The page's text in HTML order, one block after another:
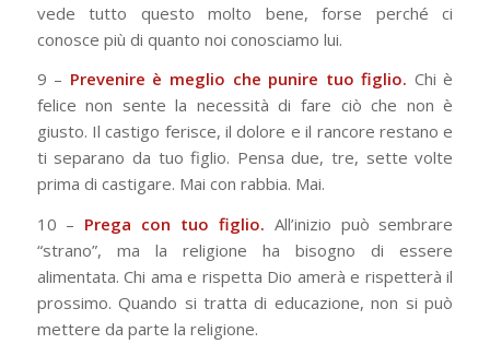
vede tutto questo molto bene, forse perché ci
conosce più di quanto noi conosciamo lui.
9 – Prevenire è meglio che punire tuo figlio. Chi è
felice non sente la necessità di fare ciò che non è
giusto. Il castigo ferisce, il dolore e il rancore restano e
ti separano da tuo figlio. Pensa due, tre, sette volte
prima di castigare. Mai con rabbia. Mai.
10 – Prega con tuo figlio. All’inizio può sembrare
“strano”, ma la religione ha bisogno di essere
alimentata. Chi ama e rispetta Dio amerà e rispetterà il
prossimo. Quando si tratta di educazione, non si può
mettere da parte la religione.